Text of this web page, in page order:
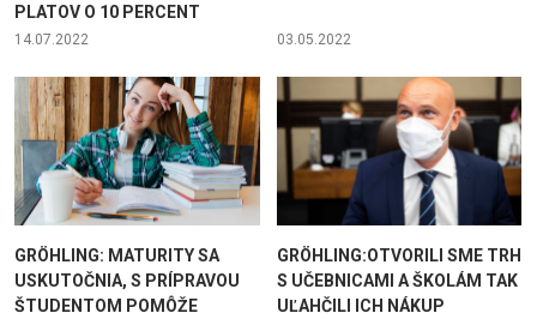
PLATOV O 10 PERCENT
14.07.2022 03.05.2022
GRÖHLING: MATURITY SA
USKUTOČNIA, S PRÍPRAVOU
ŠTUDENTOM POMÔŽE
GRÖHLING:OTVORILI SME TRH
S UČEBNICAMI A ŠKOLÁM TAK
UĽAHČILI ICH NÁKUP